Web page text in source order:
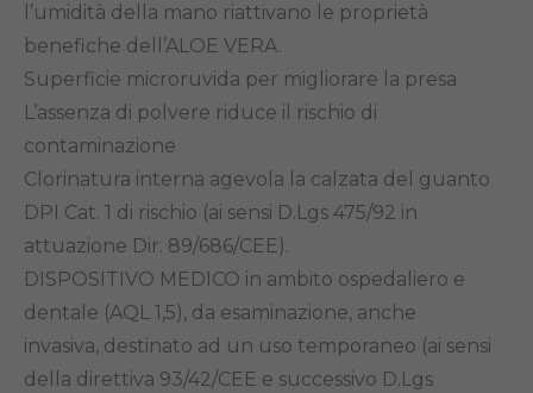
l’umidità della mano riattivano le proprietà
benefiche dell’ALOE VERA.
Superficie microruvida per migliorare la presa
L’assenza di polvere riduce il rischio di
contaminazione
Clorinatura interna agevola la calzata del guanto
DPI Cat. 1 di rischio (ai sensi D.Lgs 475/92 in
attuazione Dir. 89/686/CEE).
DISPOSITIVO MEDICO in ambito ospedaliero e
dentale (AQL 1,5), da esaminazione, anche
invasiva, destinato ad un uso temporaneo (ai sensi
della direttiva 93/42/CEE e successivo D.Lgs